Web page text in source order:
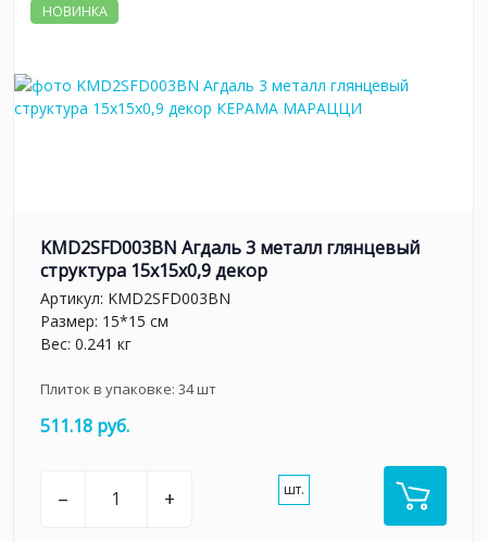
НОВИНКА
KMD2SFD003BN Агдаль 3 металл глянцевый
структура 15x15x0,9 декор
Артикул: KMD2SFD003BN
Размер: 15*15 см
Вес: 0.241 кг
Плиток в упаковке: 34шт
511.18 руб.
– + шт.